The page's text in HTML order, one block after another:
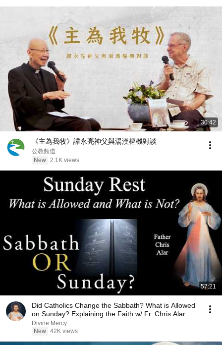
30:42
《主為我牧》譚永亮神父與湯漢樞機對談
公教頻道
New 2.1K views
57:21
Did Catholics Change the Sabbath? What is Allowed
on Sunday? Explaining the Faith w/ Fr. Chris Alar
Divine Mercy
New 42K views